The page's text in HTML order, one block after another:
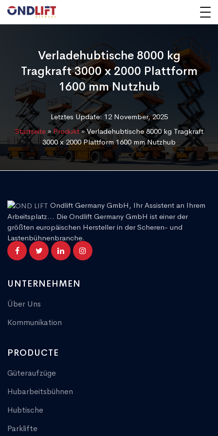
Verladehubtische 8000 kg
Tragkraft 3000 x 2000 Plattform
1600 mm Nutzhub
Letztes Update: 12 November, 2025
Startseite»Produkt»Verladehubtische 8000 kg Tragkraft
3000 x 2000 Plattform 1600 mm Nutzhub
Ondlift Germany GmbH, Ihr Assistent an Ihrem
Arbeitsplatz... Die Ondlift Germany GmbH ist einer der
größten europäischen Hersteller in der Scheren- und
Lastenbühnenbranche.
UNTERNEHMEN
Über Uns
Kommunikation
PRODUCTE
Güteraufzüge
Hubarbeitsbühnen
Hubtische
Parklifte